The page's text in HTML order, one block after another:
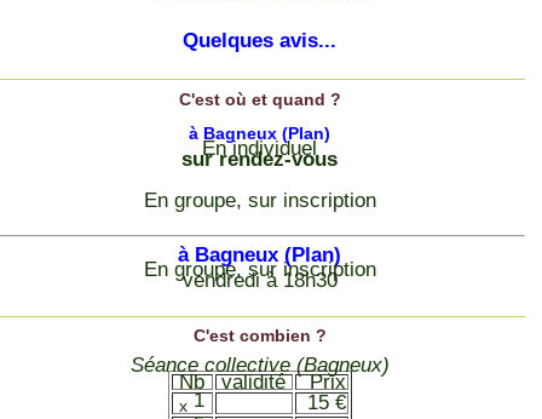
Quelques avis...
C'est où et quand ?
à Bagneux (Plan)
En individuel
sur rendez-vous
En groupe, sur inscription
à Bagneux (Plan)
En groupe, sur inscription
vendredi à 18h30
C'est combien ?
Séance collective (Bagneux)
Nb validité Prix
x1
15 €